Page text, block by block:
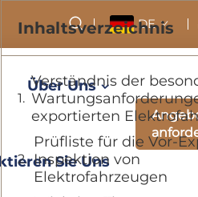
DE
Über Uns
Sie Uns
Inhaltsverzeichnis
Verständnis der
exportierten
Prüfliste für die Vor-
Inspektion von
Elektrofahrzeugen